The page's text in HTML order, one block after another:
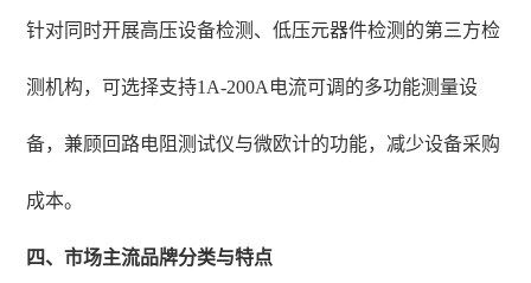
针对同时开展高压设备检测、低压元器件检测的第三方检
测机构，可选择支持1A-200A电流可调的多功能测量设
备，兼顾回路电阻测试仪与微欧计的功能，减少设备采购
成本。
四、市场主流品牌分类与特点